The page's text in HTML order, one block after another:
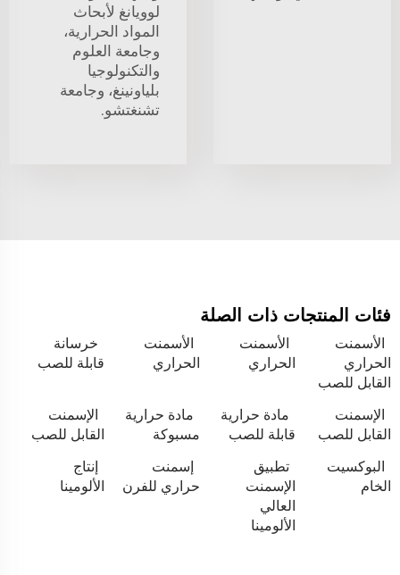
لوويانغ لأبحاث
المواد الحرارية،
وجامعة العلوم
والتكنولوجيا
بلياونينغ، وجامعة
تشنغتشو.
فئات المنتجات ذات الصلة
الأسمنت
الحراري
القابل للصب
الأسمنت
الحراري
الأسمنت
الحراري
خرسانة
قابلة للصب
الإسمنت
القابل للصب
مادة حرارية
قابلة للصب
مادة حرارية
مسبوكة
الإسمنت
القابل للصب
البوكسيت
الخام
تطبيق
الإسمنت
العالي
الألومينا
إسمنت
حراري للفرن
إنتاج
الألومينا